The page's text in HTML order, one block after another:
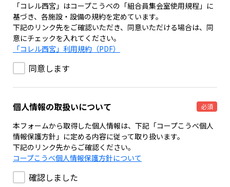
「コレル西宮」はコープこうべの「組合員集会室使用規程」に
基づき、各施設・設備の規約を定めています。
下記のリンク先をご確認いただき、同意いただける場合は、同
意にチェックを入れてください。
「コレル西宮」利用規約（PDF）
同意します
個人情報の取扱いについて 必須
本フォームから取得した個人情報は、下記「コープこうべ個人
情報保護方針」に定める内容に従って取り扱います。
下記のリンク先からご確認ください。
コープこうべ個人情報保護方針について
確認しました